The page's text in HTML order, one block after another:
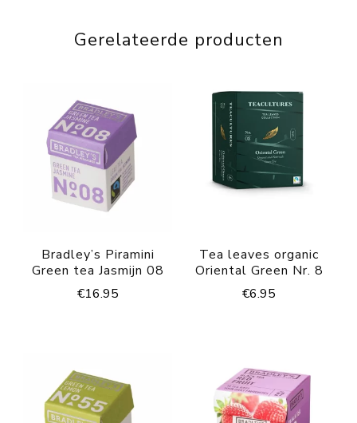
Gerelateerde producten
Bradley’s Piramini
Green tea Jasmijn 08
€16.95
Tea leaves organic
Oriental Green Nr. 8
€6.95